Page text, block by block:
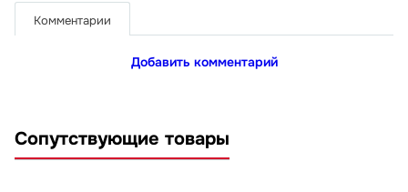
Комментарии
Добавить комментарий
Сопутствующие товары